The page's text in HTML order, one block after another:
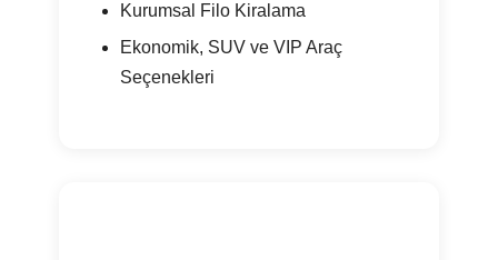
Kurumsal Filo Kiralama
Ekonomik, SUV ve VIP Araç
Seçenekleri